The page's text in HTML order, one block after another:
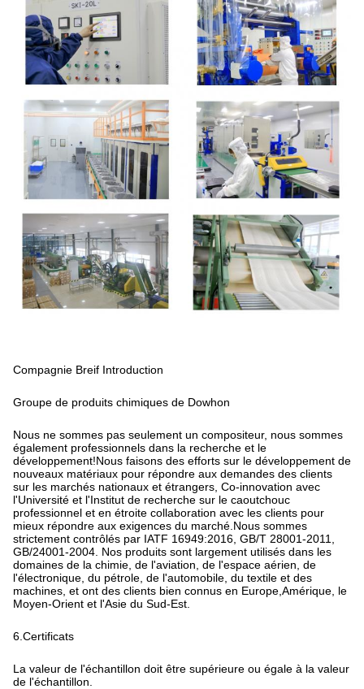
Compagnie Breif Introduction
Groupe de produits chimiques de Dowhon
Nous ne sommes pas seulement un compositeur, nous sommes
également professionnels dans la recherche et le
développement!Nous faisons des efforts sur le développement de
nouveaux matériaux pour répondre aux demandes des clients
sur les marchés nationaux et étrangers, Co-innovation avec
l'Université et l'Institut de recherche sur le caoutchouc
professionnel et en étroite collaboration avec les clients pour
mieux répondre aux exigences du marché.Nous sommes
strictement contrôlés par IATF 16949:2016, GB/T 28001-2011,
GB/24001-2004. Nos produits sont largement utilisés dans les
domaines de la chimie, de l'aviation, de l'espace aérien, de
machines, et ont des clients bien connus en Europe,Amérique, le
6.Certificats